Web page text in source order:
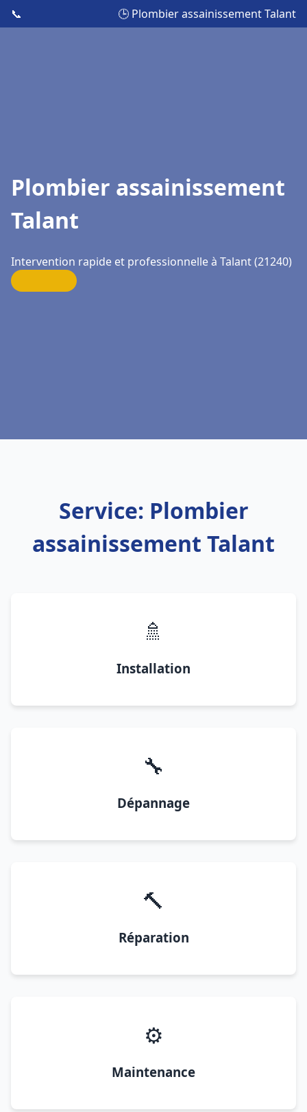
📞 🕒 Plombier assainissement Talant
Plombier assainissement
Talant
Intervention rapide et professionnelle à Talant (21240)
Service: Plombier
assainissement Talant
🚿
Installation
🔧
Dépannage
🔨
Réparation
⚙️
Maintenance